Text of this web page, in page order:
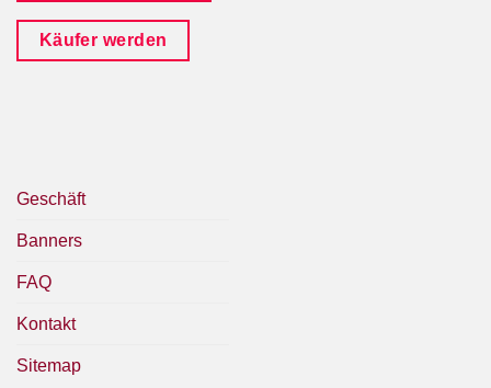
Käufer werden
Geschäft
Banners
FAQ
Kontakt
Sitemap